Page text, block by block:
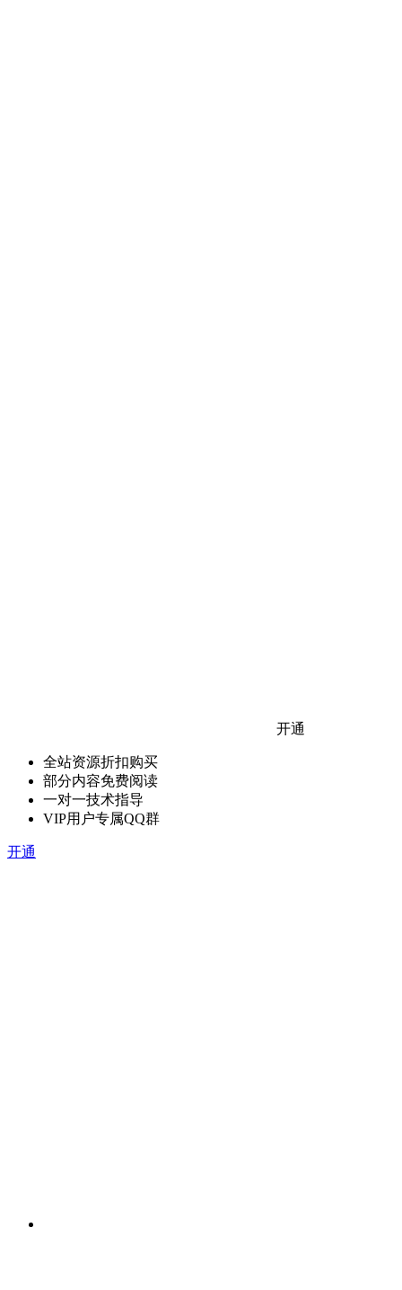
开通
全站资源折扣购买
部分内容免费阅读
一对一技术指导
VIP用户专属QQ群
开通